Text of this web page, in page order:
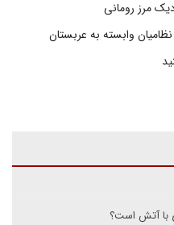
مرز رومانی
وابسته به عربستان
با آتش است؟